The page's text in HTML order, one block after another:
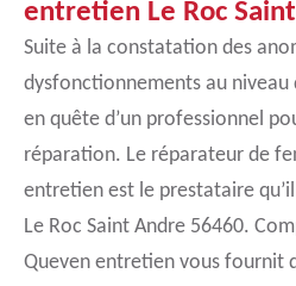
entretien Le Roc
Suite à la constatation des
dysfonctionnements au niveau
en quête d’un professionnel
réparation. Le réparateur de
entretien est le prestataire
Le Roc Saint Andre 56460.
Queven entretien vous fournit